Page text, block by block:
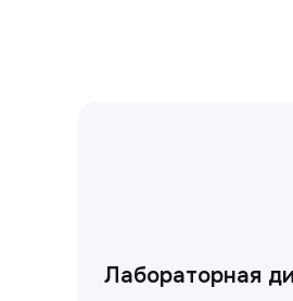
Лабораторная